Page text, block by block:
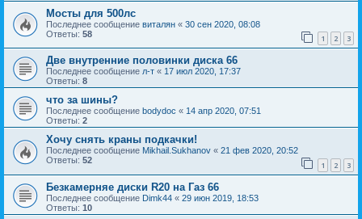
Мосты для 500лс
Последнее сообщение виталян « 30 сен 2020, 08:08
Ответы: 58 1 2 3
Две внутренние половинки диска 66
Последнее сообщение л-т « 17 июл 2020, 17:37
Ответы: 8
что за шины?
Последнее сообщение bodydoc « 14 апр 2020, 07:51
Ответы: 2
Хочу снять краны подкачки!
Последнее сообщение Mikhail.Sukhanov « 21 фев 2020, 20:52
Ответы: 52 1 2 3
Безкамерняе диски R20 на Газ 66
Последнее сообщение Dimk44 « 29 июн 2019, 18:53
Ответы: 10